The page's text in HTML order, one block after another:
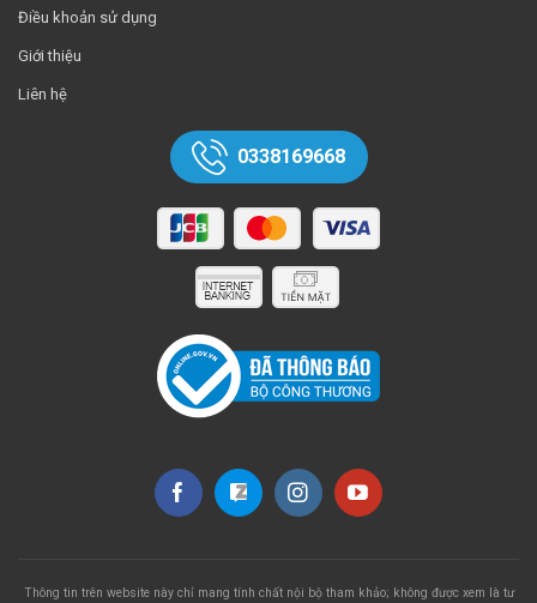
Điều khoản sử dụng
Giới thiệu
Liên hệ
0338169668
Thông tin trên website này chỉ mang tính chất nội bộ tham khảo; không được xem là tư